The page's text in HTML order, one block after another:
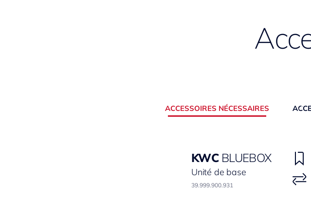
ACCESSOIRES NÉCESSAIRES
KWC BLUEBOX
Unité de base
39.999.900.931